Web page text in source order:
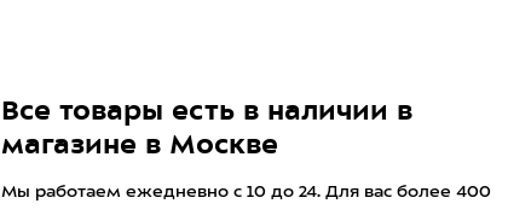
Все товары есть в наличии в
магазине в Москве
Мы работаем ежедневно с 10 до 24. Для вас более 400